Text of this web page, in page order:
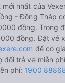
nhất của
- Đồng Tháp
đồng. Trong
đồng. Đặt vé
để có
đổi trả vé miễn
phí: 1900